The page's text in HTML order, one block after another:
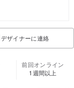
デザイナーに連絡
前回オンライン
1週間以上